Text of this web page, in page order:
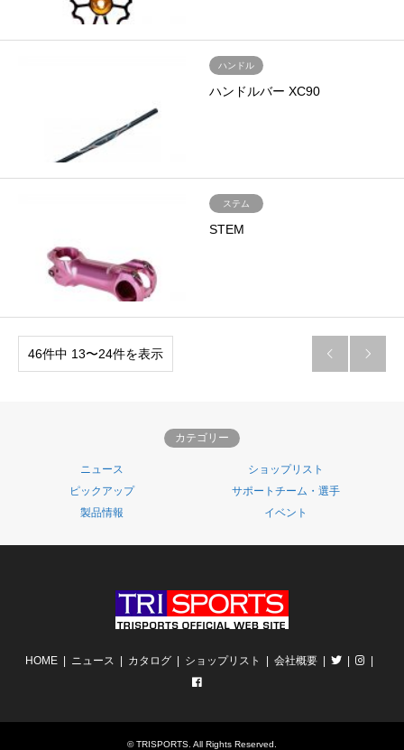
ハンドル
ハンドルバー XC90
ステム
STEM
46件中 13〜24件を表示  
カテゴリー
ニュース
ショップリスト
ピックアップ
サポートチーム・選手
製品情報
イベント
HOME ニュース カタログ ショップリスト 会社概要
©TRISPORTS . All Rights Reserved.